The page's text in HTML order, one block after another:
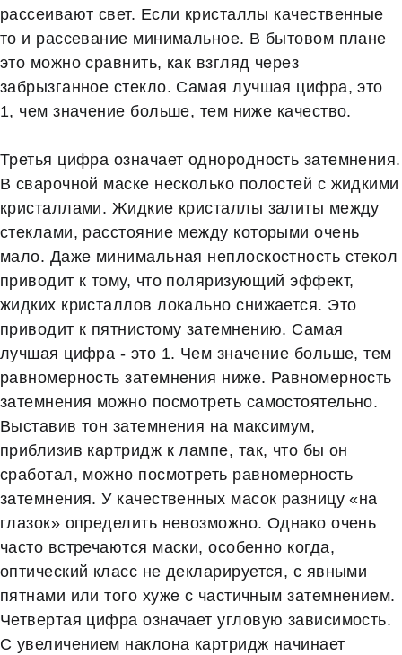
рассеивают свет. Если кристаллы качественные
то и рассевание минимальное. В бытовом плане
это можно сравнить, как взгляд через
забрызганное стекло. Самая лучшая цифра, это
1, чем значение больше, тем ниже качество.
Третья цифра означает однородность затемнения.
В сварочной маске несколько полостей с жидкими
кристаллами. Жидкие кристаллы залиты между
стеклами, расстояние между которыми очень
мало. Даже минимальная неплоскостность стекол
приводит к тому, что поляризующий эффект,
жидких кристаллов локально снижается. Это
приводит к пятнистому затемнению. Самая
лучшая цифра - это 1. Чем значение больше, тем
равномерность затемнения ниже. Равномерность
затемнения можно посмотреть самостоятельно.
Выставив тон затемнения на максимум,
приблизив картридж к лампе, так, что бы он
сработал, можно посмотреть равномерность
затемнения. У качественных масок разницу «на
глазок» определить невозможно. Однако очень
часто встречаются маски, особенно когда,
оптический класс не декларируется, с явными
пятнами или того хуже с частичным затемнением.
Четвертая цифра означает угловую зависимость.
С увеличением наклона картридж начинает